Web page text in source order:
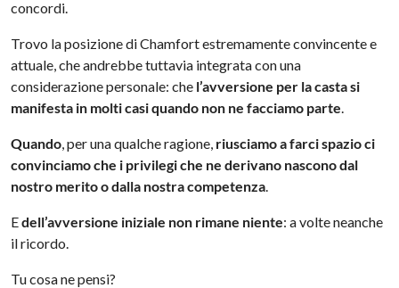
concordi.
Trovo la posizione di Chamfort estremamente convincente e
attuale, che andrebbe tuttavia integrata con una
considerazione personale: che l’avversione per la casta si
manifesta in molti casi quando non ne facciamo parte
Quando , per una qualche ragione, riusciamo a farci spazio ci
convinciamo che i privilegi che ne derivano nascono dal
nostro merito o dalla nostra competenza
Edell’avversione iniziale non rimane niente: a volte neanche
il ricordo.
Tu cosa ne pensi?